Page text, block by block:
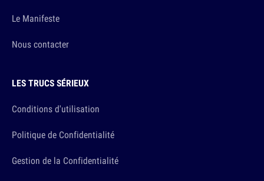
Le Manifeste
Nous contacter
LES TRUCS SÉRIEUX
Conditions d'utilisation
Politique de Confidentialité
Gestion de la Confidentialité